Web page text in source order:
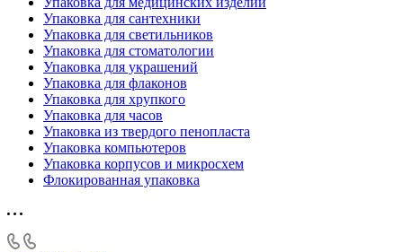
Упаковка для сантехники
Упаковка для светильников
Упаковка для стоматологии
Упаковка для украшений
Упаковка для флаконов
Упаковка для хрупкого
Упаковка для часов
Упаковка из твердого пенопласта
Упаковка компьютеров
Упаковка корпусов и микросхем
Флокированная упаковка